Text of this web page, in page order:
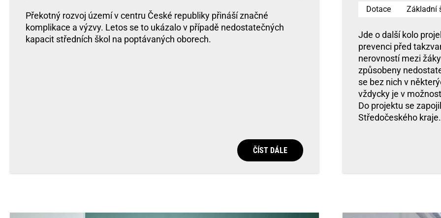
Překotný rozvoj území v centru České republiky přináší značné
komplikace a výzvy. Letos se to ukázalo v případě nedostatečných
kapacit středních škol na poptávaných oborech.
ČÍST DÁLE
Dotace Základní
Jde o další kolo
prevenci před
nerovností mezi
způsobeny
se bez nich v
vždycky je v
Do projektu se
Středočeského kraje.